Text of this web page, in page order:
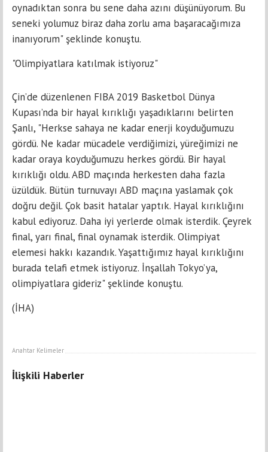
oynadıktan sonra bu sene daha azını düşünüyorum. Bu
seneki yolumuz biraz daha zorlu ama başaracağımıza
inanıyorum" şeklinde konuştu.
"Olimpiyatlara katılmak istiyoruz"
Çin’de düzenlenen FIBA 2019 Basketbol Dünya
Kupası’nda bir hayal kırıklığı yaşadıklarını belirten
Şanlı, "Herkse sahaya ne kadar enerji koyduğumuzu
gördü. Ne kadar mücadele verdiğimizi, yüreğimizi ne
kadar oraya koyduğumuzu herkes gördü. Bir hayal
kırıklığı oldu. ABD maçında herkesten daha fazla
üzüldük. Bütün turnuvayı ABD maçına yaslamak çok
doğru değil. Çok basit hatalar yaptık. Hayal kırıklığını
kabul ediyoruz. Daha iyi yerlerde olmak isterdik. Çeyrek
final, yarı final, final oynamak isterdik. Olimpiyat
elemesi hakkı kazandık. Yaşattığımız hayal kırıklığını
burada telafi etmek istiyoruz. İnşallah Tokyo’ya,
olimpiyatlara gideriz" şeklinde konuştu.
(İHA)
Anahtar Kelimeler
İlişkili Haberler